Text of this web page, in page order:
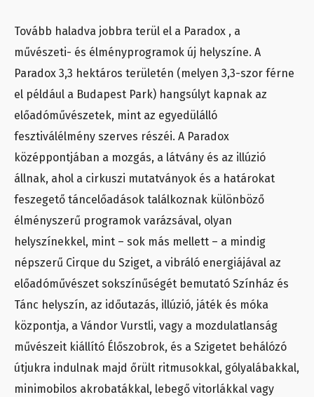
Tovább haladva jobbra terül el a Paradox , a
művészeti- és élményprogramok új helyszíne. A
Paradox 3,3 hektáros területén (melyen 3,3-szor férne
el például a Budapest Park) hangsúlyt kapnak az
előadóművészetek, mint az egyedülálló
fesztiválélmény szerves részéi. A Paradox
középpontjában a mozgás, a látvány és az illúzió
állnak, ahol a cirkuszi mutatványok és a határokat
feszegető táncelőadások találkoznak különböző
élményszerű programok varázsával, olyan
helyszínekkel, mint – sok más mellett – a mindig
népszerű Cirque du Sziget, a vibráló energiájával az
előadóművészet sokszínűségét bemutató Színház és
Tánc helyszín, az időutazás, illúzió, játék és móka
központja, a Vándor Vurstli, vagy a mozdulatlanság
művészeit kiállító Élőszobrok, és a Szigetet behálózó
útjukra indulnak majd őrült ritmusokkal, gólyalábakkal,
minimobilos akrobatákkal, lebegő vitorlákkal vagy